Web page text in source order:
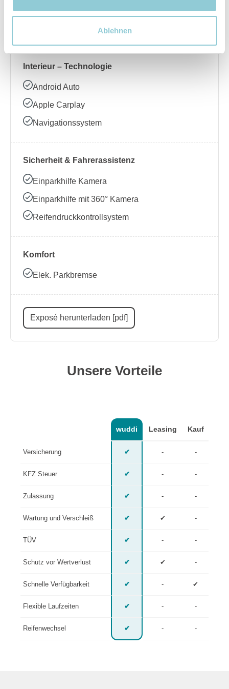
Ablehnen
Beheizbares Lenkrad
Interieur – Technologie
Android Auto
Apple Carplay
Navigationssystem
Sicherheit & Fahrerassistenz
Einparkhilfe Kamera
Einparkhilfe mit 360° Kamera
Reifendruckkontrollsystem
Komfort
Elek. Parkbremse
Exposé herunterladen [pdf]
Unsere Vorteile
wuddi Leasing Kauf
Versicherung ✔ - -
KFZ Steuer ✔ - -
Zulassung ✔ - -
Wartung und Verschleiß ✔ ✔ -
TÜV ✔ - -
Schutz vor Wertverlust ✔ ✔ -
Schnelle Verfügbarkeit ✔ - ✔
Flexible Laufzeiten ✔ - -
Reifenwechsel ✔ - -